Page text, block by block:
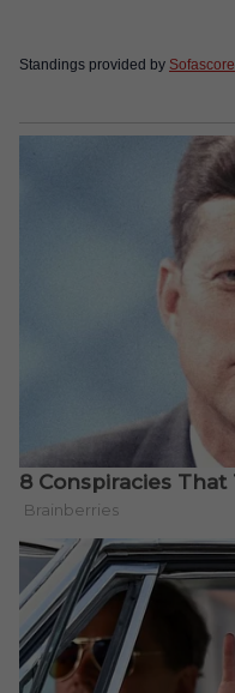
Standings provided by Sofascore